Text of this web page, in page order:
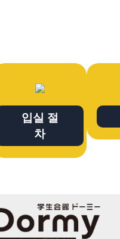
입실 절
차